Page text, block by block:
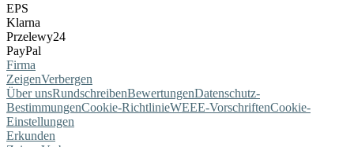
EPS
Klarna
Przelewy24
PayPal
Firma
ZeigenVerbergen
Über unsRundschreibenBewertungenDatenschutz-
BestimmungenCookie-RichtlinieWEEE-VorschriftenCookie-
Einstellungen
Erkunden